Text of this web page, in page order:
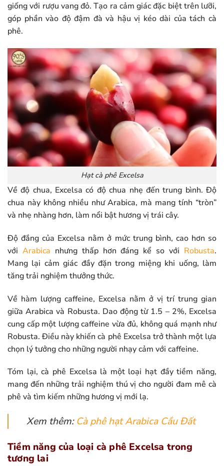
giống với rượu vang đỏ. Tạo ra cảm giác đặc biệt trên lưỡi,
góp phần vào độ đậm đà và hậu vị kéo dài của tách cà
phê.
Hạt cà phê Excelsa
Về độ chua, Excelsa có độ chua nhẹ đến trung bình. Độ
chua này không nhiều như Arabica, mà mang tính “tròn”
và nhẹ nhàng hơn, làm nổi bật hương vị trái cây.
Độ đắng của Excelsa nằm ở mức trung bình, cao hơn so
với Arabica nhưng thấp hơn đáng kể so với Robusta.
Mang lại cảm giác đầy đặn trong miệng khi uống, làm
tăng trải nghiệm thưởng thức.
Về hàm lượng caffeine, Excelsa nằm ở vị trí trung gian
giữa Arabica và Robusta. Dao động từ 1.5 – 2%, Excelsa
cung cấp một lượng caffeine vừa đủ, không quá mạnh như
Robusta. Điều này khiến cà phê Excelsa trở thành một lựa
chọn lý tưởng cho những người nhạy cảm với caffeine.
Tóm lại, cà phê Excelsa là một loại hạt đầy tiềm năng,
mang đến những trải nghiệm thú vị cho người đam mê cà
phê và tìm kiếm những hương vị mới lạ.
Xem thêm:Cà phê hạt Arabica Cầu Đất
Tiềm năng của loại cà phê Excelsa trong
tương lai